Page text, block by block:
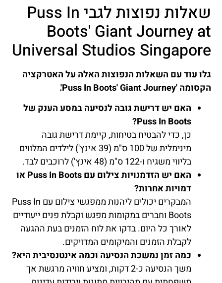
שאלות נפוצות לגבי Puss In
Boots' Giant Journey at
Universal Studios Singapore
גלו עוד עם השאלות הנפוצות האלה על האטרקציה
הקסומה 'Puss In Boots' Giant Journey'.
האם יש דרישת גובה לנסיעה במסע הענק של
Puss In Boots?
כן, כדי להבטיח בטיחות, קיימת דרישת גובה
מינימלית של 100 ס"מ (39 אינץ') לילדים המלווים
בליווי משגיח ו-122 ס"מ (48 אינץ') לרוכבים לבד.
האם יש הזדמנויות צילום עם Puss In Boots או
דמויות אחרות?
המבקרים יכולים ליהנות ממפגשי צילום עם Puss In
Boots וחברים במקומות מפגש וקבלת פנים ייעודיים
לאורך כל היום. בדקו את לוח הזמנים בעת ההגעה
לקבלת הזמנים והמיקומים המדויקים.
כמה זמן נמשכת הנסיעה וכמה אינטנסיבית היא?
משך הנסיעה כ-2 דקות, ומציע חוויה מרגשת אך